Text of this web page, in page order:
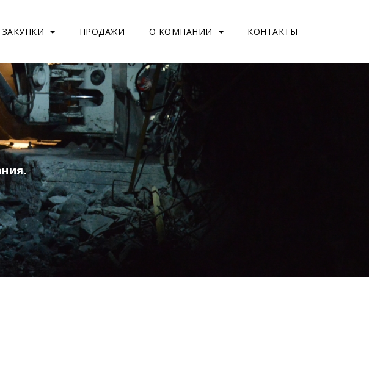
ЗАКУПКИ ПРОДАЖИ О КОМПАНИИ КОНТАКТЫ